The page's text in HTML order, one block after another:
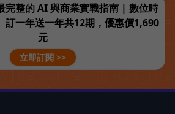
完整的 AI 與商業實戰指南 | 數位時
訂一年送一年共12期，優惠價1,690
元
立即訂閱 >>